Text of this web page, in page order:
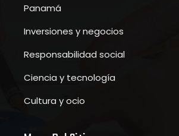
Panamá
Inversiones y negocios
Responsabilidad social
Ciencia y tecnología
Cultura y ocio